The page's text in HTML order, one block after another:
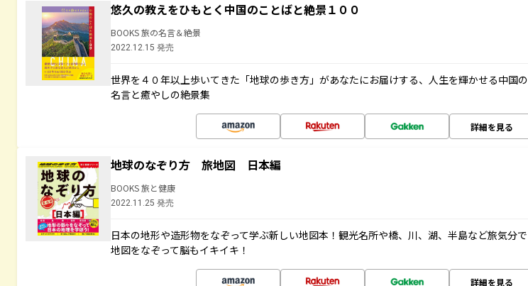
悠久の教えをひもとく中国のことばと絶景１００
BOOKS 旅の名言＆絶景
2022.12.15 発売
世界を４０年以上歩いてきた「地球の歩き方」があなたにお届けする、人生を輝かせる中国の
名言と癒やしの絶景集
詳細を見る
地球のなぞり方 旅地図 日本編
BOOKS 旅と健康
2022.11.25 発売
日本の地形や造形物をなぞって学ぶ新しい地図本！観光名所や橋、川、湖、半島など旅気分で
地図をなぞって脳もイキイキ！
詳細を見る